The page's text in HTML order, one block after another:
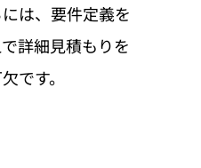
は、要件定義を
詳細見積もりを
です。